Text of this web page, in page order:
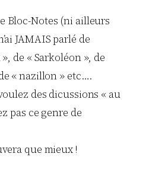
Bloc-Notes (ni ailleurs
JAMAIS parlé de
de « Sarkoléon », de
« nazillon » etc….
des dicussions « au
pas ce genre de
que mieux !